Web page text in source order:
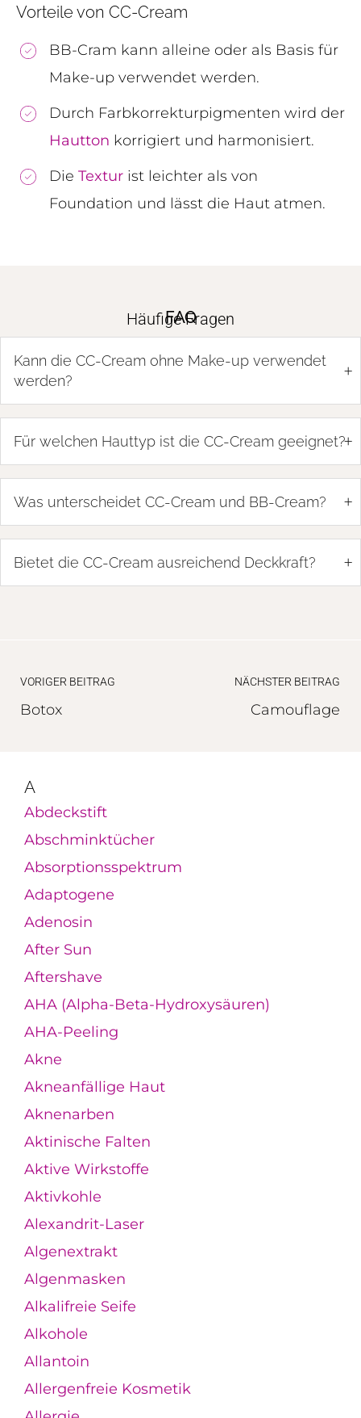
Vorteile von CC-Cream
BB-Cram kann alleine oder als Basis für
Make-up verwendet werden.
Durch Farbkorrekturpigmenten wird der
Hautton korrigiert und harmonisiert.
Die Textur ist leichter als von
Foundation und lässt die Haut atmen.
FAQ
Häufige Fragen
Kann die CC-Cream ohne Make-up verwendet
werden?
+
Für welchen Hauttyp ist die CC-Cream geeignet?+
Was unterscheidet CC-Cream und BB-Cream? +
Bietet die CC-Cream ausreichend Deckkraft? +
VORIGER BEITRAG
Botox
NÄCHSTER BEITRAG
Camouflage
A
Abdeckstift
Abschminktücher
Absorptionsspektrum
Adaptogene
Adenosin
After Sun
Aftershave
AHA (Alpha-Beta-Hydroxysäuren)
AHA-Peeling
Akne
Akneanfällige Haut
Aknenarben
Aktinische Falten
Aktive Wirkstoffe
Aktivkohle
Alexandrit-Laser
Algenextrakt
Algenmasken
Alkalifreie Seife
Alkohole
Allantoin
Allergenfreie Kosmetik